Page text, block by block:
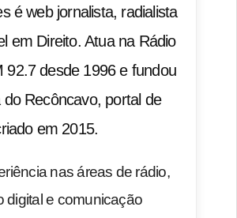
é web jornalista, radialista
em Direito. Atua na Rádio
92.7 desde 1996 e fundou
do Recôncavo, portal de
em 2015.
nas áreas de rádio,
digital e comunicação